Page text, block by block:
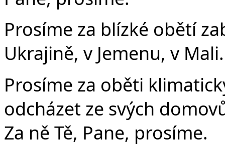
Prosíme za blízké obětí
Ukrajině, v Jemenu, v
Prosíme za oběti
odcházet ze svých
Za ně Tě, Pane, prosíme.